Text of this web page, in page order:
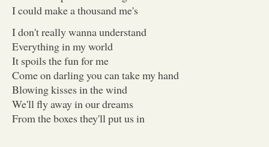
I could make a thousand me's
I don't really wanna understand
Everything in my world
It spoils the fun for me
Come on darling you can take my hand
Blowing kisses in the wind
We'll fly away in our dreams
From the boxes they'll put us in